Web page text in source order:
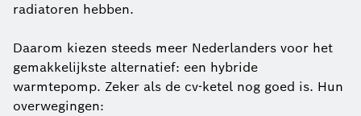
radiatoren hebben.
Daarom kiezen steeds meer Nederlanders voor het
gemakkelijkste alternatief: een hybride
warmtepomp. Zeker als de cv-ketel nog goed is. Hun
overwegingen: